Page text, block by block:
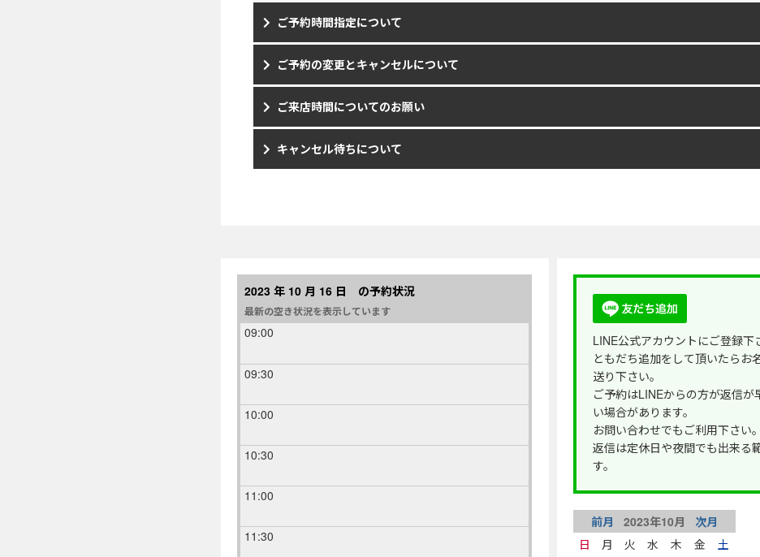
ご予約時間指定について
ご予約の変更とキャンセルについて
ご来店時間についてのお願い
キャンセル待ちについて
2023 年 10 月 16 日 の予約状況
最新の空き状況を表示しています
09:00
09:30
10:00
10:30
11:00
11:30
LINE公式アカウントにご登録下
ともだち追加をして頂いたらお
送り下さい。
ご予約はLINEからの方が返信が
い場合があります。
お問い合わせでもご利用下さい。
返信は定休日や夜間でも出来る
す。
前月 2023年10月
次月
日
月 火 水 木 金
土